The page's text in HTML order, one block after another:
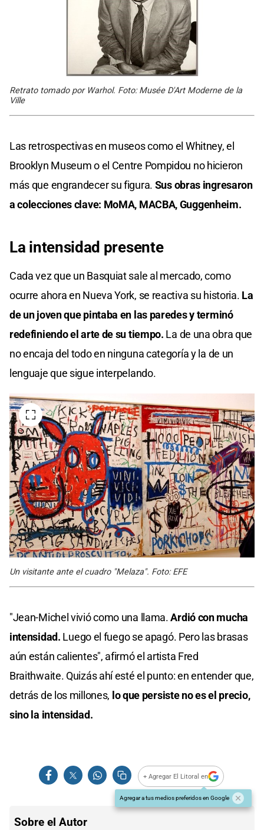
Retrato tomado por Warhol. Foto: Musée D'Art Moderne de la
Ville
Las retrospectivas en museos como el Whitney, el
Brooklyn Museum o el Centre Pompidou no hicieron
más que engrandecer su figura. Sus obras ingresaron
a colecciones clave: MoMA, MACBA, Guggenheim.
La intensidad presente
Cada vez que un Basquiat sale al mercado, como
ocurre ahora en Nueva York, se reactiva su historia. La
de un joven que pintaba en las paredes y terminó
redefiniendo el arte de su tiempo. La de una obra que
no encaja del todo en ninguna categoría y la de un
lenguaje que sigue interpelando.
Un visitante ante el cuadro "Melaza". Foto: EFE
"Jean-Michel vivió como una llama.Ardió con mucha
intensidad. Luego el fuego se apagó. Pero las brasas
aún están calientes", afirmó el artista Fred
Braithwaite. Quizás ahí esté el punto: en entender que,
detrás de los millones, lo que persiste no es el precio,
sino la intensidad.
+ Agregar El Litoral en
Agregar a tus medios preferidos en Google
Sobre el Autor